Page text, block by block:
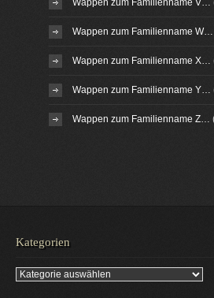
Wappen zum Familienname V…
Wappen zum Familienname W…
Wappen zum Familienname X…
Wappen zum Familienname Y…
Wappen zum Familienname Z…
Kategorien
Kategorien